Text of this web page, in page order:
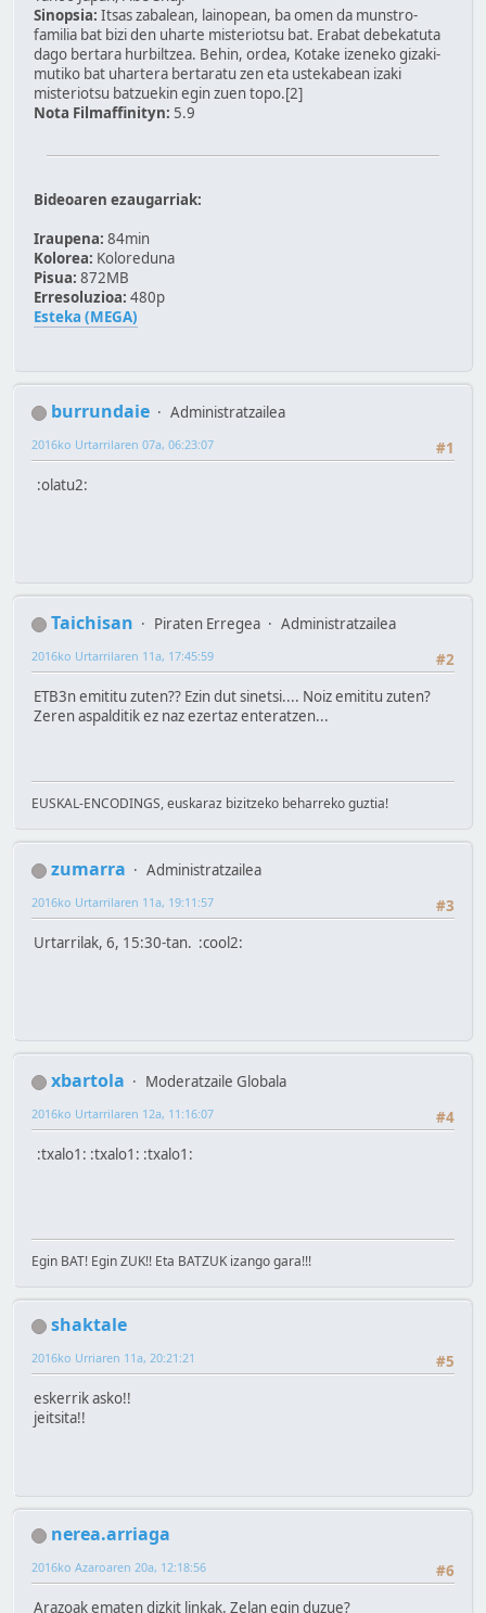
Sinopsia: Itsas zabalean, lainopean, ba omen da munstro-
familia bat bizi den uharte misteriotsu bat. Erabat debekatuta
dago bertara hurbiltzea. Behin, ordea, Kotake izeneko gizaki-
mutiko bat uhartera bertaratu zen eta ustekabean izaki
misteriotsu batzuekin egin zuen topo.[2]
Nota Filmaffinityn: 5.9
Bideoaren ezaugarriak:
Iraupena: 84min
Kolorea: Koloreduna
Pisua: 872MB
Erresoluzioa: 480p
Esteka (MEGA)
burrundaie
Administratzailea
#1
2016ko Urtarrilaren 07a, 06:23:07
:olatu2:
Taichisan Piraten Erregea
Administratzailea
#2
2016ko Urtarrilaren 11a, 17:45:59
ETB3n emititu zuten?? Ezin dut sinetsi.... Noiz emititu zuten?
Zeren aspalditik ez naz ezertaz enteratzen...
EUSKAL-ENCODINGS, euskaraz bizitzeko beharreko guztia!
zumarra
Administratzailea
#3
2016ko Urtarrilaren 11a, 19:11:57
Urtarrilak, 6, 15:30-tan. :cool2:
xbartola
Moderatzaile Globala
#4
2016ko Urtarrilaren 12a, 11:16:07
:txalo1: :txalo1: :txalo1:
Egin BAT! Egin ZUK!! Eta BATZUK izango gara!!!
shaktale
#5
2016ko Urriaren 11a, 20:21:21
eskerrik asko!!
jeitsita!!
nerea.arriaga
#6
2016ko Azaroaren 20a, 12:18:56
Arazoak ematen dizkit linkak. Zelan egin duzue?